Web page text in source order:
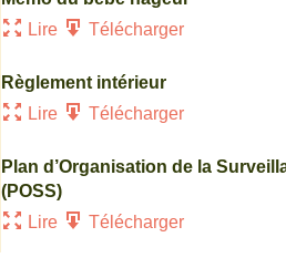
Lire
Télécharger
Règlement intérieur
Lire
Télécharger
Plan d’Organisation de la
(POSS)
Lire
Télécharger